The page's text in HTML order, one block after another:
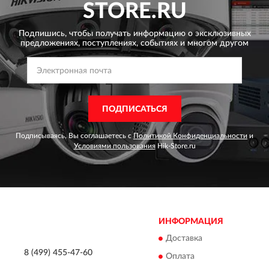
STORE.RU
Подпишись, чтобы получать информацию о эксклюзивных
предложениях, поступлениях, событиях и многом другом
ПОДПИСАТЬСЯ
Подписываясь, Вы соглашаетесь сПолитикой Конфиденциальности и
Условиями пользованияHik-Store.ru
8 (499) 455-47-60
ИНФОРМАЦИЯ
Доставка
Оплата